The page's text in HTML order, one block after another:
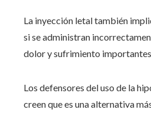
La inyección letal también
si se administran
dolor y sufrimiento
Los defensores del uso de la
creen que es una alternativa